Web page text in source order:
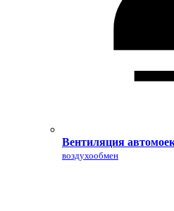
Вентиляция
воздухообмен